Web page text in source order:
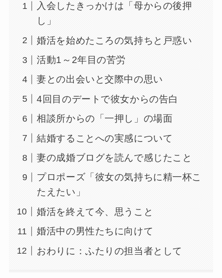
入会したきっかけは「母からの後押
し」
婚活を始めたころの気持ちと戸惑い
活動1～2年目の苦労
妻との出会いと交際中の思い
4回目のデートで彼女からの告白
相談所からの「一押し」の場面
結婚することへの実感について
妻の成婚ブログを読んで感じたこと
プロポーズ「彼女の気持ちに精一杯こ
たえたい」
婚活を終えて今、思うこと
婚活中の男性たちに向けて
おわりに：ふたりの担当者として